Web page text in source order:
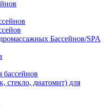
Бассейнов/SPA
бассейнов
стекло, диатомит) для